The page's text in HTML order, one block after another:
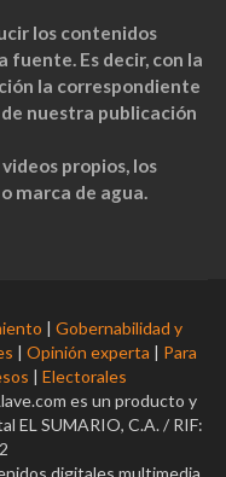
los contenidos
Es decir, con la
la correspondiente
nuestra publicación
propios, los
marca de agua.
| Gobernabilidad y
| Opinión experta | Para
| Electorales
es un producto y
EL SUMARIO, C.A. / RIF:
digitales multimedia